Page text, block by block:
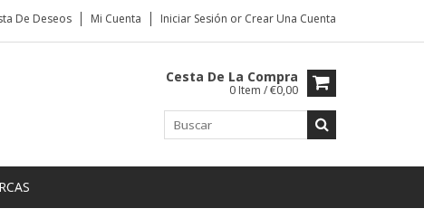
De Deseos Mi Cuenta Iniciar Sesión or Crear Una Cuenta
Cesta De La Compra
0 Item / €0,00